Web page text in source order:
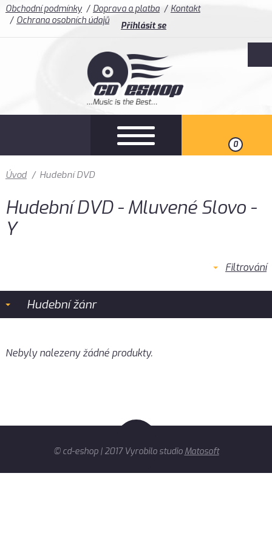
Obchodní podmínky Doprava a platba
Kontakt
Ochrana osobních údajů
Přihlásit se
0
Úvod / Hudební DVD
Hudební DVD - Mluvené Slovo -
Y
Filtrování
Hudební žánr
Nebyly nalezeny žádné produkty.
© cd-eshop | 2017 Vyrobilo studio Matosoft